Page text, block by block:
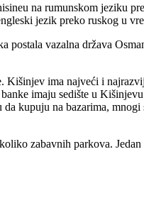
na rumunskom jeziku
jezik preko ruskog u
vazalna država
ima najveći i
imaju sedište u
kupuju na bazarima,
zabavnih parkova.